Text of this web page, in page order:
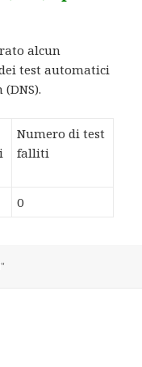
alcun
test automatici
Numero di test
falliti
0